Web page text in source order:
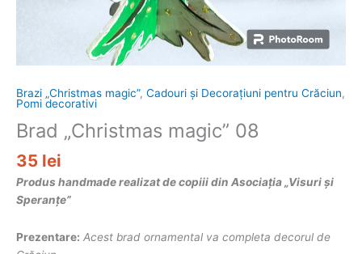
Brazi „Christmas magic”, Cadouri și Decorațiuni pentru Crăciun,
Pomi decorativi
Brad „Christmas magic” 08
35 lei
Produs handmade realizat de copiii din Asociația „Visuri și
Speranțe”
Prezentare: Acest brad ornamental va completa decorul de